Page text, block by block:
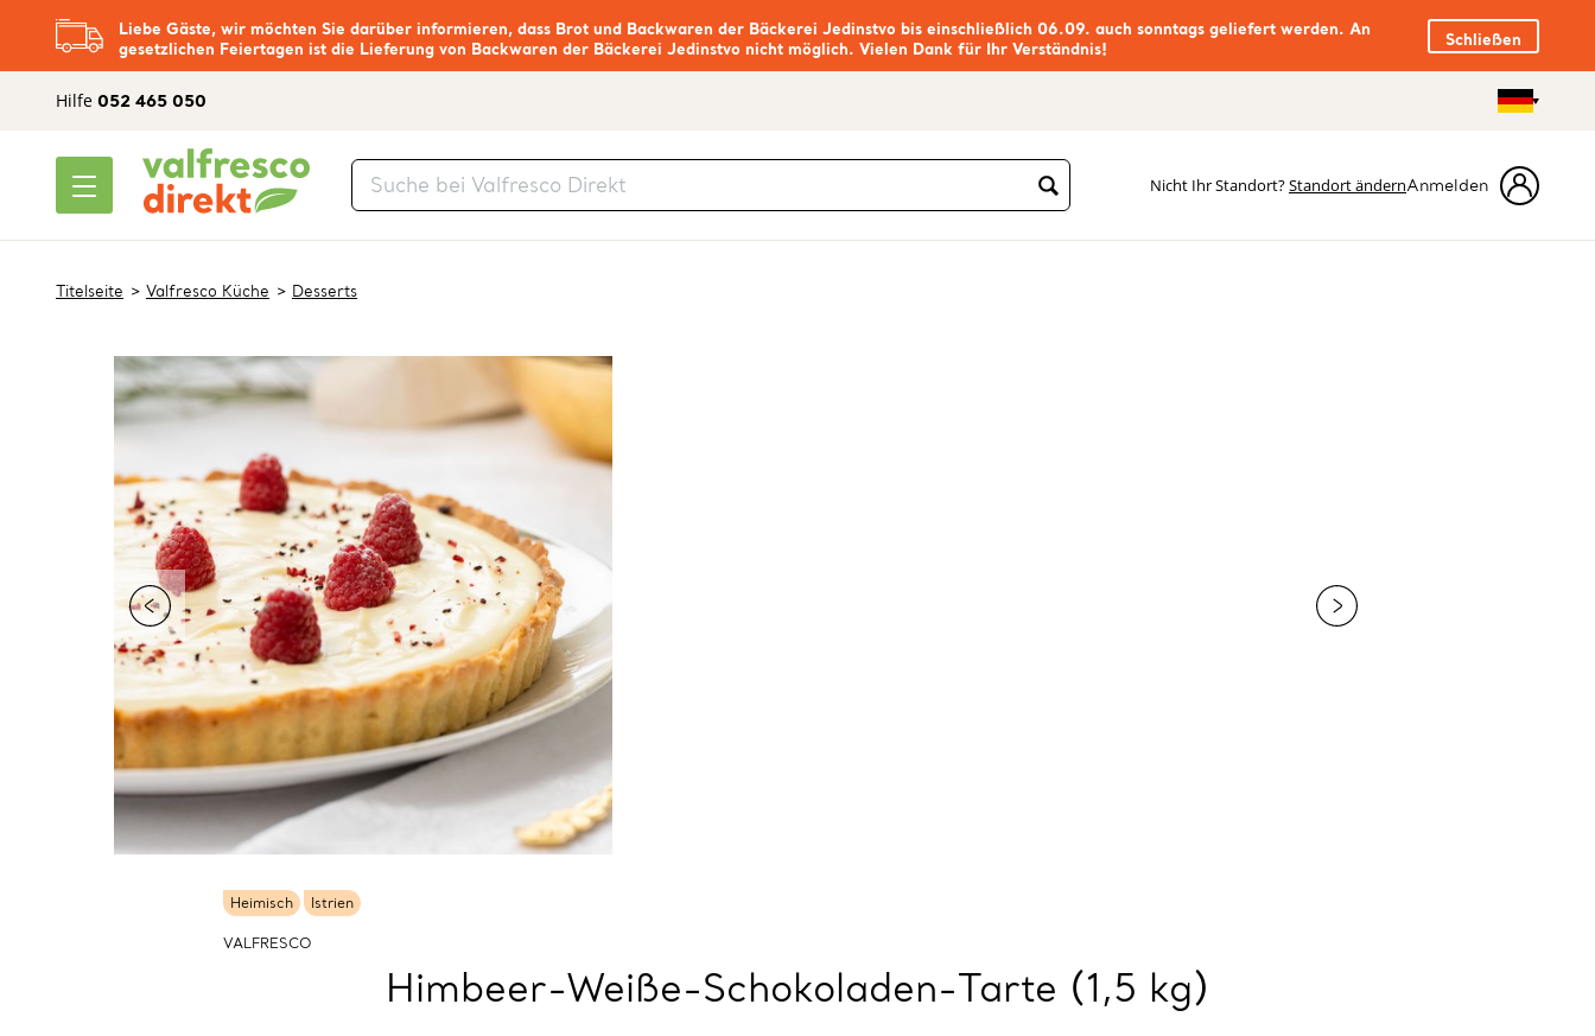
Liebe Gäste, wir möchten Sie darüber informieren, dass Brot und Backwaren der Bäckerei Jedinstvo bis einschließlich 06.09. auch sonntags geliefert werden. An
gesetzlichen Feiertagen ist die Lieferung von Backwaren der Bäckerei Jedinstvo nicht möglich. Vielen Dank für Ihr Verständnis!
Schließen
Hilfe 052 465 050
Nicht Ihr Standort?Standort ändernAnmelden
Titelseite Valfresco Küche Desserts
Heimisch Istrien
VALFRESCO
Himbeer-Weiße-Schokoladen-Tarte (1,5 kg)